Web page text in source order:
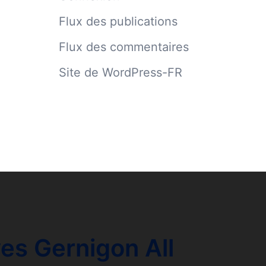
Flux des publications
Flux des commentaires
Site de WordPress-FR
Gernigon All